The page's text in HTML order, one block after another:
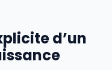
d’un